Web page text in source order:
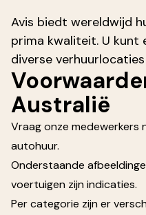
Avis biedt wereldwijd
prima kwaliteit. U kunt
diverse
Australië
Vraag onze medewerkers
autohuur.
Onderstaande
voertuigen zijn indicaties.
Per categorie zijn er